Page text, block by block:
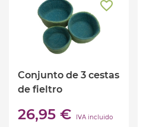
Conjunto de 3 cestas
de fieltro
26,95 € IVA incluido